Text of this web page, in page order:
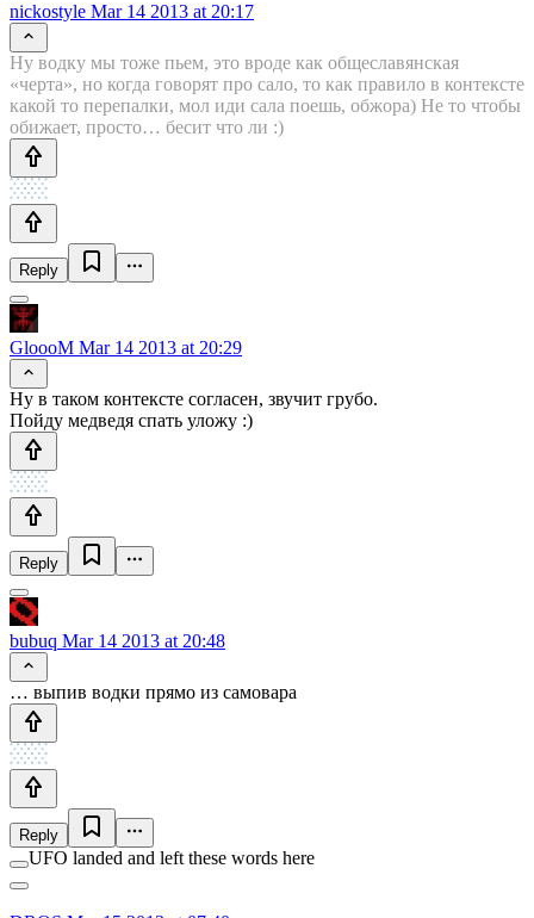
nickostyle Mar 14 2013 at 20:17
Ну водку мы тоже пьем, это вроде как общеславянская
«черта», но когда говорят про сало, то как правило в контексте
какой то перепалки, мол иди сала поешь, обжора) Не то чтобы
обижает, просто… бесит что ли :)
Reply
GloooM Mar 14 2013 at 20:29
Ну в таком контексте согласен, звучит грубо.
Пойду медведя спать уложу :)
Reply
bubuq Mar 14 2013 at 20:48
… выпив водки прямо из самовара
Reply
UFO landed and left these words here